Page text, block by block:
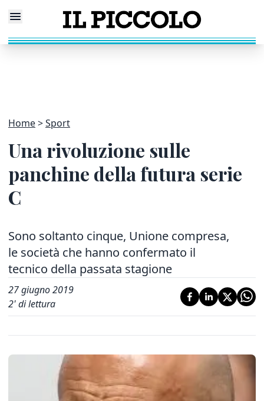
Home Sport
Una rivoluzione sulle
panchine della futura serie
C
Sono soltanto cinque, Unione compresa,
le società che hanno confermato il
tecnico della passata stagione
27 giugno 2019
2' di lettura